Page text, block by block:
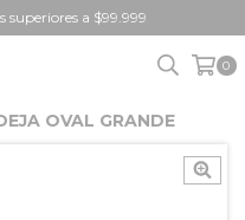
superiores a $99.999
0
OVAL GRANDE